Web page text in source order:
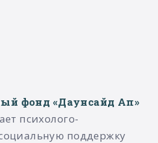
фонд «Даунсайд Ап»
психолого-
поддержку